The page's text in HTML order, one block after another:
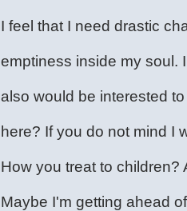
I feel that I need drastic
emptiness inside my soul.
also would be interested
here? If you do not mind I
How you treat to
Maybe I'm getting ahead